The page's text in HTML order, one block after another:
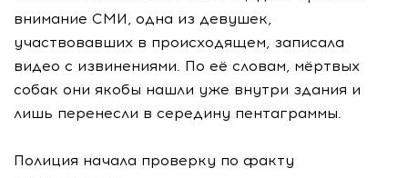
внимание СМИ, одна из девушек,
участвовавших в происходящем, записала
видео с извинениями. По её словам, мёртвых
собак они якобы нашли уже внутри здания и
лишь перенесли в середину пентаграммы.
Полиция начала проверку по факту